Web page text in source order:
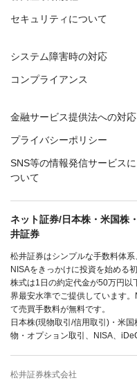
セキュリティについて
システム障害時の対応
コンプライアンス
金融サービス提供法への対応
プライバシーポリシー
SNS等の情報発信サービスに
ついて
ネット証券/日本株・米国株
井証券
松井証券はシンプルな手数料体
NISAをきっかけに投資を始める
株式は1日の約定代金が50万円以
界最安水準でご提供しています
て売買手数料が無料です。
日本株(現物取引/信用取引)・米
物・オプション取引、NISA、
松井証券株式会社